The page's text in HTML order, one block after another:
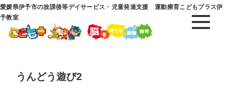
愛媛県伊予市の放課後等デイサービス・児童発達支援 運動療育こどもプラス伊
予教室
うんどう遊び2